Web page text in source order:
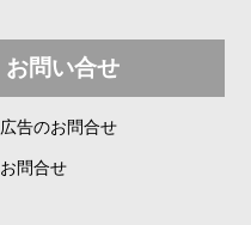
お問い合せ
広告のお問合せ
お問合せ